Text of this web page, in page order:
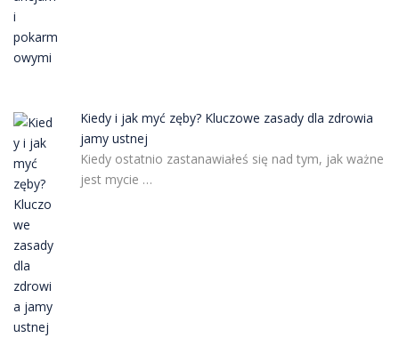
Kiedy i jak myć zęby? Kluczowe zasady dla zdrowia
jamy ustnej
Kiedy ostatnio zastanawiałeś się nad tym, jak ważne
jest mycie …